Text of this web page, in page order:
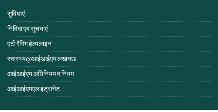
सुविधाएं
निविदा एवं सूचनाएं
एंटी रैगिंग हेल्पलाइन
स्वास्थ्य@आईआईएम लखनऊ
आईआईएम अधिनियम व नियम
आईआईएमएल इंट्रानेट